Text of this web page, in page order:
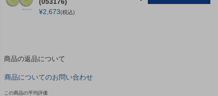
¥2,673 税込
商品の返品について
商品についてのお問い合わせ